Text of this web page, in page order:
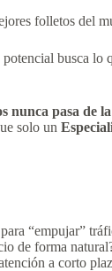
folletos del
busca lo
nunca pasa de
solo un
“empujar”
de forma
a corto